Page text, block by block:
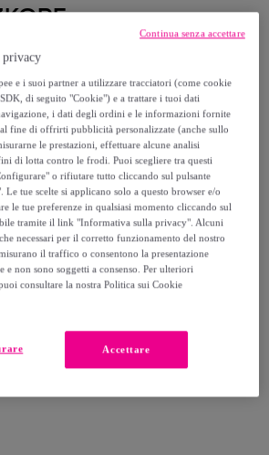
BC Bonacure Sun Protect
Spray Coconut 100ml
BC Bonacure
& Hair Mist Spray
privacy
e i suoi partner a utilizzare tracciatori (come cookie
di seguito "Cookie") e a trattare i tuoi dati
i dati degli ordini e le informazioni fornite
fine di offrirti pubblicità personalizzate (anche sullo
le prestazioni, effettuare alcune analisi
di lotta contro le frodi. Puoi scegliere tra questi
o rifiutare tutto cliccando sul pulsante
Le tue scelte si applicano solo a questo browser e/o
le tue preferenze in qualsiasi momento cliccando sul
tramite il link "Informativa sulla privacy". Alcuni
necessari per il corretto funzionamento del nostro
il traffico o consentono la presentazione
e non sono soggetti a consenso. Per ulteriori
consultare la nostra Politica sui Cookie
Accettare
Continua senza accettare